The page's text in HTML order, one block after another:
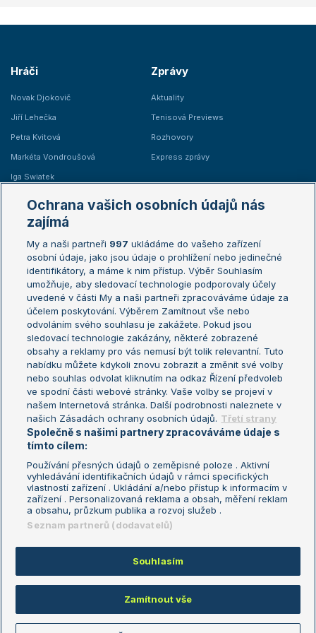
Hráči
Novak Djokovič
Jiří Lehečka
Petra Kvitová
Markéta Vondroušová
Iga Swiatek
Zprávy
Aktuality
Tenisová Previews
Rozhovory
Express zprávy
Žebříčky
Žebříček ATP (muži)
Žebříček WTA (ženy)
Sázkařský žebříček
Australian Open
French Open
Wimbledon
US Open
Turnaj mistrů
Turnaj mistryň
Aktualní trendy
Fotbalové přestupy
Livesport Daily
LS Prague Open
Podmínky užití
Nastavení soukromí
GDPR a žurnalistika
Reklama
Kontakt
Informace o zpracování osobních
údajů
Copyright © 2008-2026 TenisPortal.cz. Využíváme zpravodajství ČTK.
Ochrana vašich osobních údajů nás
zajímá
My a naši partneři 997 ukládáme do vašeho zařízení
osobní údaje, jako jsou údaje o prohlížení nebo jedinečné
identifikátory, a máme k nim přístup. Výběr Souhlasím
umožňuje, aby sledovací technologie podporovaly účely
uvedené v části My a naši partneři zpracováváme údaje za
účelem poskytování. Výběrem Zamítnout vše nebo
odvoláním svého souhlasu je zakážete. Pokud jsou
sledovací technologie zakázány, některé zobrazené
obsahy a reklamy pro vás nemusí být tolik relevantní. Tuto
nabídku můžete kdykoli znovu zobrazit a změnit své volby
nebo souhlas odvolat kliknutím na odkaz Řízení předvoleb
ve spodní části webové stránky. Vaše volby se projeví v
našem Internetová stránka. Další podrobnosti naleznete v
našich Zásadách ochrany osobních údajů. Třetí strany
Společně s našimi partnery zpracováváme údaje s
tímto cílem:
Používání přesných údajů o zeměpisné poloze . Aktivní
vyhledávání identifikačních údajů v rámci specifických
vlastností zařízení . Ukládání a/nebo přístup k informacím v
zařízení . Personalizovaná reklama a obsah, měření reklam
a obsahu, průzkum publika a rozvoj služeb .
Seznam partnerů (dodavatelů)
Souhlasím
Zamítnout vše